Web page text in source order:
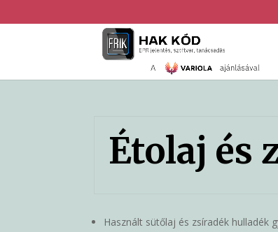
Étolaj és
Használt sütőlaj és zsíradék